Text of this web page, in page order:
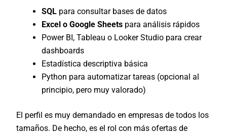
SQLpara consultar bases de datos
Excel o Google Sheetspara análisis rápidos
Power BI, Tableau o Looker Studio para crear
dashboards
Estadística descriptiva básica
Python para automatizar tareas (opcional al
principio, pero muy valorado)
El perfil es muy demandado en empresas de todos los
tamaños. De hecho, es el rol con más ofertas de